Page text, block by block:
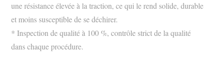
une résistance élevée à la traction, ce qui le rend solide, durable
et moins susceptible de se déchirer.
* Inspection de qualité à 100 %, contrôle strict de la qualité
dans chaque procédure.